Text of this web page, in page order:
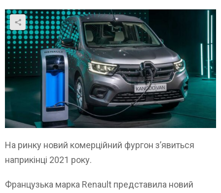
На ринку новий комерційний фургон з’явиться
наприкінці 2021 року.
Французька марка Renault представила новий